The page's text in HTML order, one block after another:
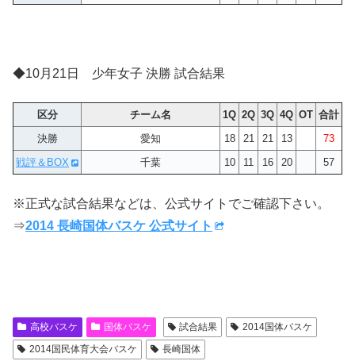
◆10月21日 少年女子 決勝 試合結果
区分 チーム名 1Q 2Q 3Q 4Q OT 合計
決勝
愛知 18 21 21 13
73
戦評＆BOX
千葉 10 11 16 20 57
※正式な試合結果などは、公式サイトでご確認下さい。
⇒2014 長崎国体バスケ 公式サイト
高校バスケ 国体バスケ 試合結果
2014国体バスケ
2014国民体育大会バスケ
長崎国体